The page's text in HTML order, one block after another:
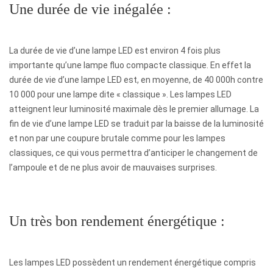
Une durée de vie inégalée :
La durée de vie d’une lampe LED est environ 4 fois plus
importante qu’une lampe fluo compacte classique. En effet la
durée de vie d’une lampe LED est, en moyenne, de 40 000h contre
10 000 pour une lampe dite « classique ». Les lampes LED
atteignent leur luminosité maximale dès le premier allumage. La
fin de vie d’une lampe LED se traduit par la baisse de la luminosité
et non par une coupure brutale comme pour les lampes
classiques, ce qui vous permettra d’anticiper le changement de
l’ampoule et de ne plus avoir de mauvaises surprises.
Un très bon rendement énergétique :
Les lampes LED possèdent un rendement énergétique compris